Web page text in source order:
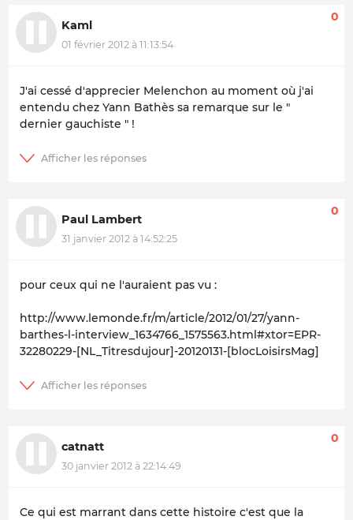
Kaml
01 février 2012 à 11:13:54
0
J'ai cessé d'apprecier Melenchon au moment où j'ai
entendu chez Yann Bathès sa remarque sur le "
dernier gauchiste " !
Paul Lambert
31 janvier 2012 à 14:52:25
0
pour ceux qui ne l'auraient pas vu :
http://www.lemonde.fr/m/article/2012/01/27/yann-
barthes-l-interview_1634766_1575563.html#xtor=EPR-
32280229-[NL_Titresdujour]-20120131-[blocLoisirsMag]
catnatt
30 janvier 2012 à 22:14:49
0
Ce qui est marrant dans cette histoire c'est que la